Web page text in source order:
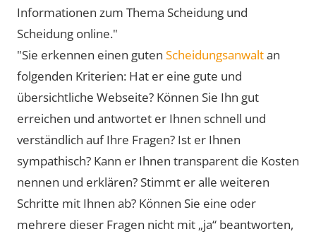
Informationen zum Thema Scheidung und
Scheidung online."
"Sie erkennen einen guten Scheidungsanwaltan
folgenden Kriterien: Hat er eine gute und
übersichtliche Webseite? Können Sie Ihn gut
erreichen und antwortet er Ihnen schnell und
verständlich auf Ihre Fragen? Ist er Ihnen
sympathisch? Kann er Ihnen transparent die Kosten
nennen und erklären? Stimmt er alle weiteren
Schritte mit Ihnen ab? Können Sie eine oder
mehrere dieser Fragen nicht mit „ja“ beantworten,